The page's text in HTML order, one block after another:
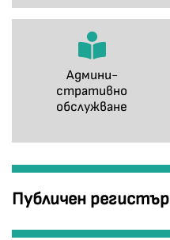
Админи-
стративно
обслужване
Публичен регистър